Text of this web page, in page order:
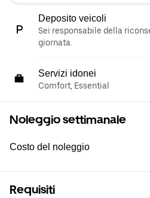
Deposito veicoli
Sei responsabile della
giornata.
Servizi idonei
Comfort, Essential
Noleggio settimanale
Costo del noleggio
Requisiti